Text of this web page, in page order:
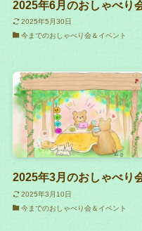
2025年6月のおしゃべり
2025年5月30日
今までのおしゃべり会＆イベント
2025年3月のおしゃべり
2025年3月10日
今までのおしゃべり会＆イベント